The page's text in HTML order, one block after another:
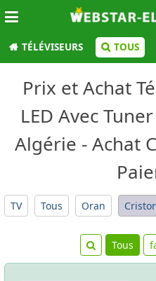
TÉLÉVISEURS TOUS
Prix et Achat
LED Avec
Algérie - Achat
TV Tous Oran Cristor
Tous